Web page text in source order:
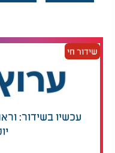
שידור חי
עכשיו בשידור: